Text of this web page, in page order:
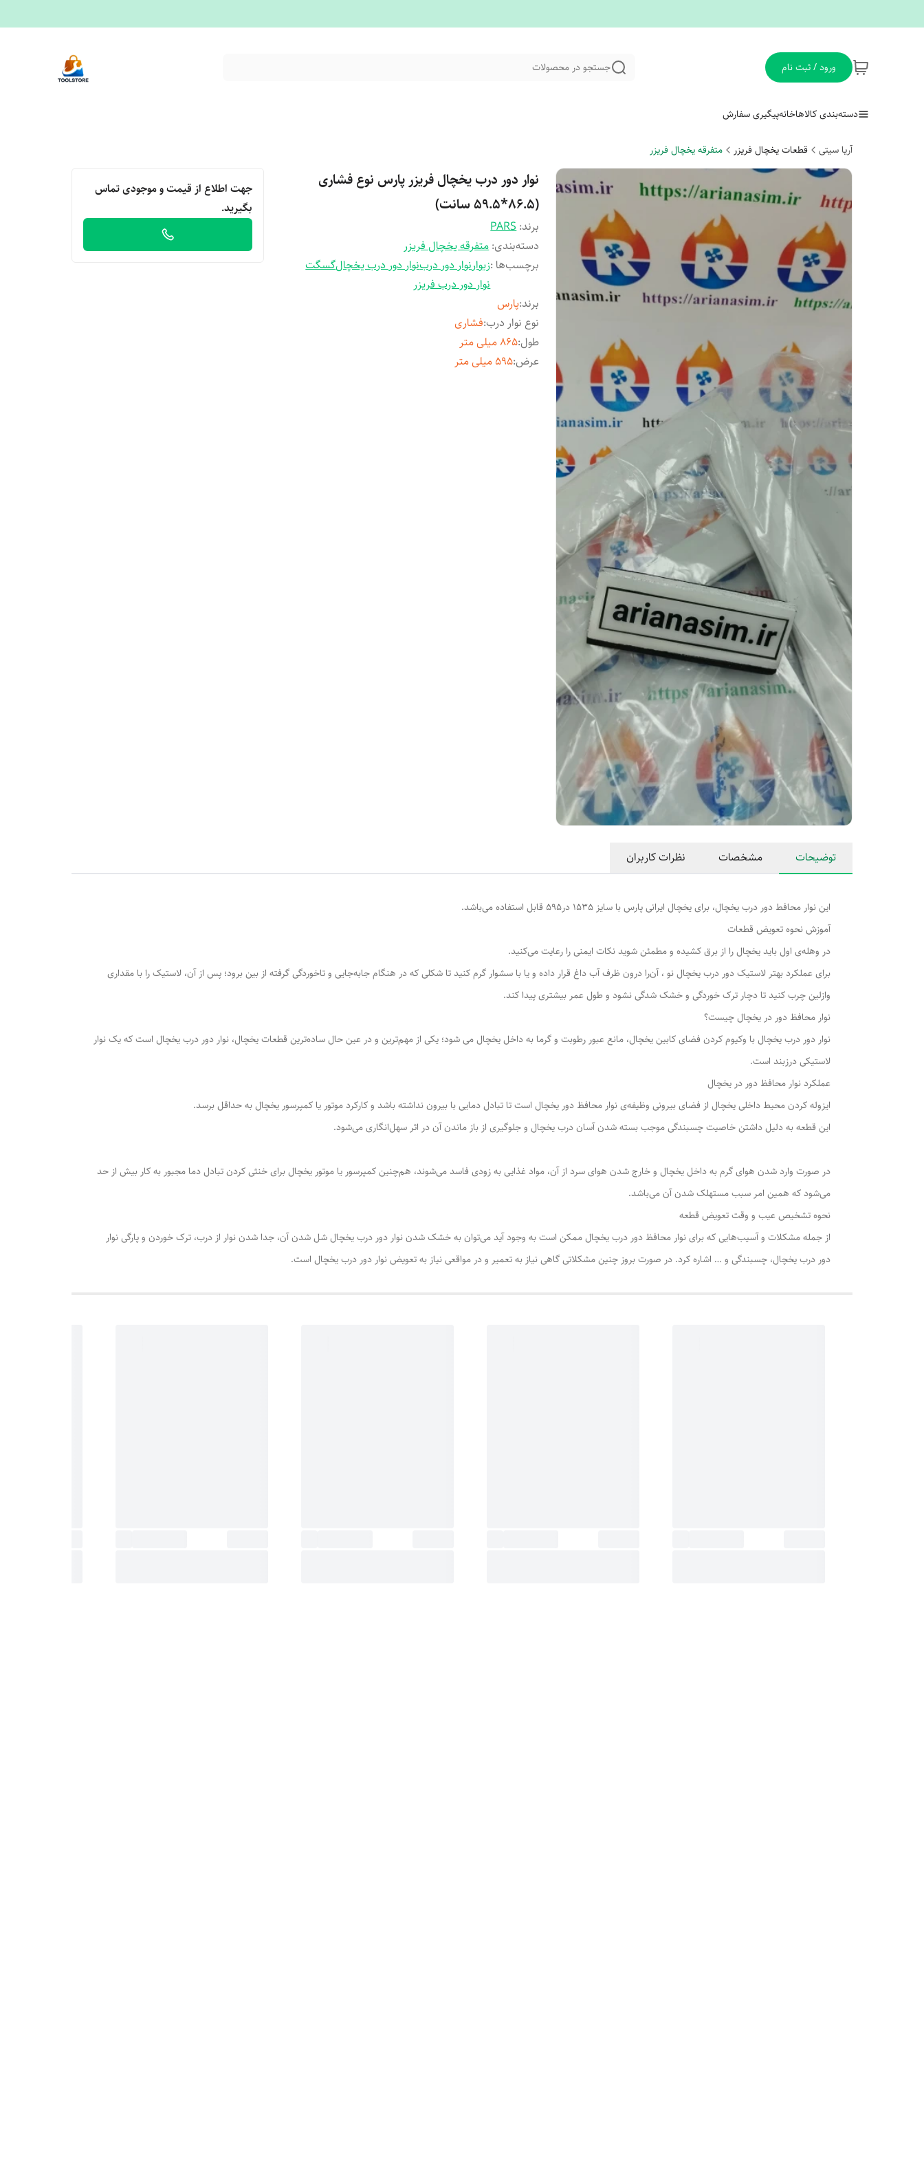
ورود / ثبت نام جستجو در محصولات
دسته‌بندی کالاهاخانهپیگیری سفارش
آریا سیتی قطعات یخچال فریزر متفرقه یخچال فریزر
نوار دور درب یخچال فریزر پارس نوع فشاری
(86.5*59.5 سانت)
برند:PARS
دسته‌بندی:متفرقه یخچال فریزر
برچسب‌ها :زیوارنوار دور دربنوار دور درب یخچالگسگت
نوار دور درب فریزر
برند:پارس
نوع نوار درب:فشاری
طول:865 میلی متر
عرض:595 میلی متر
جهت اطلاع از قیمت و موجودی تماس
بگیرید.
توضیحات مشخصات نظرات کاربران
این نوار محافط دور درب یخچال، برای یخچال ایرانی پارس با سایز 1535 در595 قابل استفاده می‌باشد.
آموزش نحوه تعویض قطعات
در وهله‌ی اول باید یخچال را از برق کشیده و مطمئن شوید نکات ایمنی را رعایت می‌کنید.
برای عملکرد بهتر لاستیک دور درب یخچال نو ، آن‌را درون ظرف آب داغ قرار داده و یا با سشوار گرم کنید تا شکلی که در هنگام جابه‌جایی و تاخوردگی گرفته از بین برود؛ پس از آن، لاستیک را با مقداری
وازلین چرب کنید تا دچار ترک خوردگی و خشک شدگی نشود و طول عمر بیشتری پیدا کند.
نوار محافظ دور در یخچال چیست؟
نوار دور درب یخچال با وکیوم کردن فضای کابین یخچال، مانع عبور رطوبت و گرما به داخل یخچال می شود؛ یکی از مهم‌ترین و در عین حال ساده‌ترین قطعات یخچال، نوار دور درب یخچال است که یک نوار
لاستیکی درزبند است.
عملکرد نوار محافظ دور در یخچال
ایزوله کردن محیط داخلی یخچال از فضای بیرونی وظیفه‌ی نوار محافظ دور یخچال است تا تبادل دمایی با بیرون نداشته باشد و کارکرد موتور یا کمپرسور یخچال به حداقل برسد.
این قطعه به دلیل داشتن خاصیت چسبندگی موجب بسته شدن آسان درب یخچال و جلوگیری از باز ماندن آن در اثر سهل‌انگاری می‌شود.
در صورت وارد شدن هوای گرم به داخل یخچال و خارج شدن هوای سرد از آن، مواد غذایی به زودی فاسد می‌شوند، هم‌چنین کمپرسور یا موتور یخچال برای خنثی کردن تبادل دما مجبور به کار بیش از حد
می‌شود که همین امر سبب مستهلک شدن آن می‌باشد.
نحوه تشخیص عیب و وقت تعویض قطعه
از جمله مشکلات و آسیب‌هایی که برای نوار محافظ دور درب یخچال ممکن است به وجود آید می‌توان به خشک شدن نوار دور درب یخچال شل شدن آن، جدا شدن نوار از درب، ترک خوردن و پارگی نوار
دور درب یخچال، چسبندگی و … اشاره کرد. در صورت بروز چنین مشکلاتی گاهی نیاز به تعمیر و در مواقعی نیاز به تعویض نوار دور درب یخچال است.